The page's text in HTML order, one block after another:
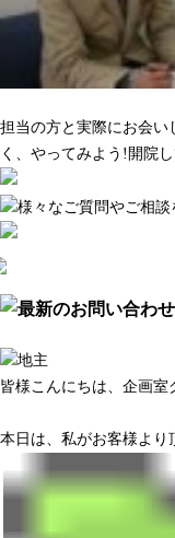
担当の方と実際にお会い
く、やってみよう!開院
皆様こんにちは、企画室
本日は、私がお客様より